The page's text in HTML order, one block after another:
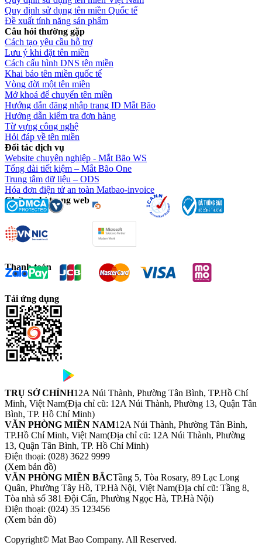
Quy định sử dụng tên miền Quốc tế
Đề xuất tính năng sản phẩm
Câu hỏi thường gặp
Cách tạo yêu cầu hỗ trợ
Lưu ý khi đặt tên miền
Cách cấu hình DNS tên miền
Khai báo tên miền quốc tế
Vòng đời một tên miền
Mở khoá để chuyển tên miền
Hướng dẫn đăng nhập trang ID Mắt Bão
Hướng dẫn kiểm tra đơn hàng
Từ vựng công nghệ
Hỏi đáp về tên miền
Đối tác dịch vụ
Website chuyên nghiệp - Mắt Bão WS
Tổng đài tiết kiệm – Mắt Bão One
Trung tâm dữ liệu – ODS
Hóa đơn điện tử an toàn Matbao-invoice
Chứng chỉ trang web
Thanh toán
Tải ứng dụng
TRỤ SỞ CHÍNH12A Núi Thành, Phường Tân Bình, TP.Hồ Chí
Minh, Việt Nam(Địa chỉ cũ: 12A Núi Thành, Phường 13, Quận Tân
Bình, TP. Hồ Chí Minh)
VĂN PHÒNG MIỀN NAM12A Núi Thành, Phường Tân Bình,
TP.Hồ Chí Minh, Việt Nam(Địa chỉ cũ: 12A Núi Thành, Phường
13, Quận Tân Bình, TP. Hồ Chí Minh)
Điện thoại: (028) 3622 9999
(Xem bản đồ)
VĂN PHÒNG MIỀN BẮCTầng 5, Tòa Rosary, 89 Lạc Long
Quân, Phường Tây Hồ, TP.Hà Nội, Việt Nam(Địa chỉ cũ: Tầng 8,
Tòa nhà số 381 Đội Cấn, Phường Ngọc Hà, TP.Hà Nội)
Điện thoại: (024) 35 123456
(Xem bản đồ)
Copyright© Mat Bao Company. All Reserved.